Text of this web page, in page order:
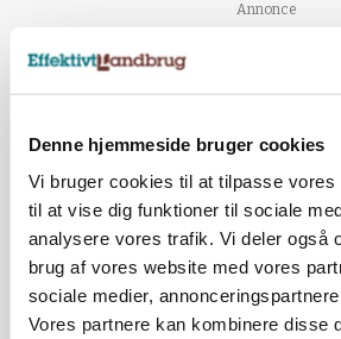
Denne hjemmeside bruger cookies
Vi bruger cookies til at tilpasse vores
til at vise dig funktioner til sociale
analysere vores trafik. Vi deler også
brug af vores website med vores
sociale medier,
Vores partnere kan kombinere disse
Annonce
KVÆG